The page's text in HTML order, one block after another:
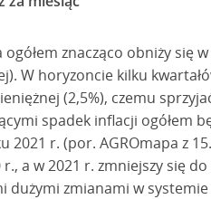
ogółem znacząco obniży się
W horyzoncie kilku
(2,5%), czemu
spadek inflacji ogółem
2021 r. (por. AGROmapa z
a w 2021 r. zmniejszy się
dużymi zmianami w